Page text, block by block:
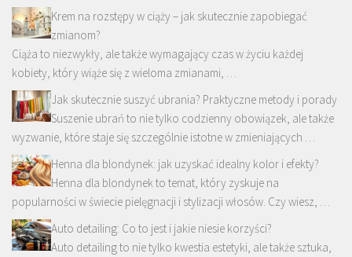
Krem na rozstępy w ciąży – jak skutecznie zapobiegać
zmianom?
Ciąża to niezwykły, ale także wymagający czas w życiu każdej
kobiety, który wiąże się z wieloma zmianami, …
Jak skutecznie suszyć ubrania? Praktyczne metody i porady
Suszenie ubrań to nie tylko codzienny obowiązek, ale także
wyzwanie, które staje się szczególnie istotne w zmieniających …
Henna dla blondynek: jak uzyskać idealny kolor i efekty?
Henna dla blondynek to temat, który zyskuje na
popularności w świecie pielęgnacji i stylizacji włosów. Czy wiesz, …
Auto detailing: Co to jest i jakie niesie korzyści?
Auto detailing to nie tylko kwestia estetyki, ale także sztuka,